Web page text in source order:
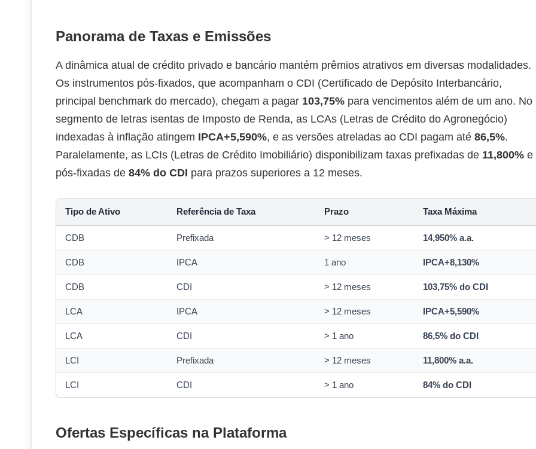
Panorama de Taxas e Emissões
A dinâmica atual de crédito privado e bancário mantém prêmios atrativos em diversas modalidades.
Os instrumentos pós-fixados, que acompanham o CDI (Certificado de Depósito Interbancário,
principal benchmark do mercado), chegam a pagar 103,75% para vencimentos além de um ano. No
segmento de letras isentas de Imposto de Renda, as LCAs (Letras de Crédito do Agronegócio)
indexadas à inflação atingem IPCA+5,590%, e as versões atreladas ao CDI pagam até 86,5%.
Paralelamente, as LCIs (Letras de Crédito Imobiliário) disponibilizam taxas prefixadas de 11,800% e
pós-fixadas de 84% do CDI para prazos superiores a 12 meses.
Tipo de Ativo Referência de Taxa Prazo Taxa Máxima
CDB Prefixada > 12 meses 14,950% a.a.
CDB IPCA 1 ano IPCA+8,130%
CDB CDI > 12 meses 103,75% do CDI
LCA IPCA > 12 meses IPCA+5,590%
LCA CDI > 1 ano 86,5% do CDI
LCI Prefixada > 12 meses 11,800% a.a.
LCI CDI > 1 ano 84% do CDI
Ofertas Específicas na Plataforma